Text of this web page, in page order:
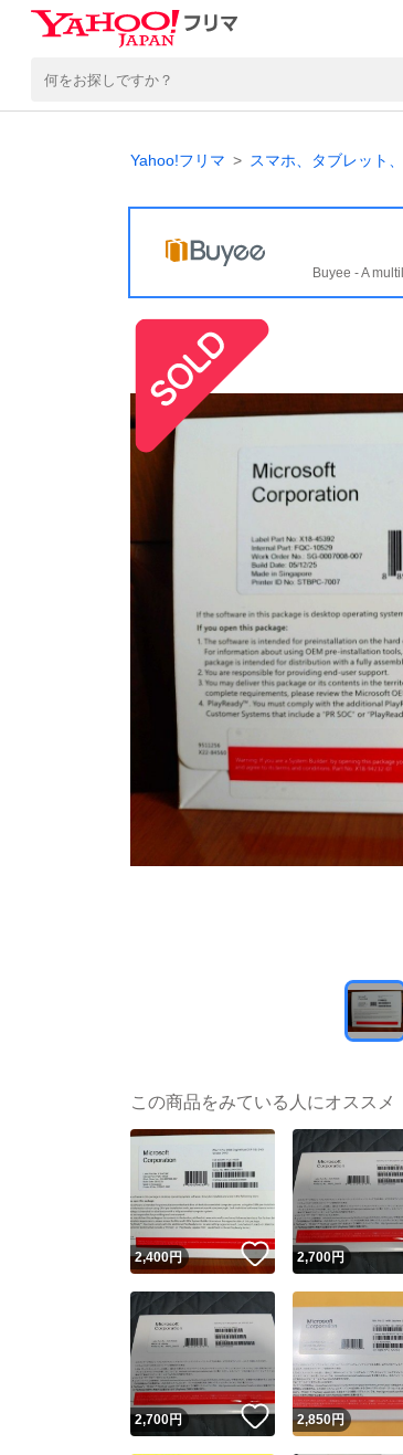
Yahoo!フリマ スマホ、タブレット
Buyee - A
この商品をみている人にオススメ
2,400円 いいね！
2,700円
2,700円 いいね！
2,850円